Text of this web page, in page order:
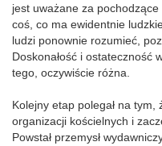
jest uważane za
coś, co ma ewidentnie
ludzi ponownie rozumieć,
Doskonałość i ostateczność
tego, oczywiście różna.
Kolejny etap polegał na
organizacji kościelnych i
Powstał przemysł